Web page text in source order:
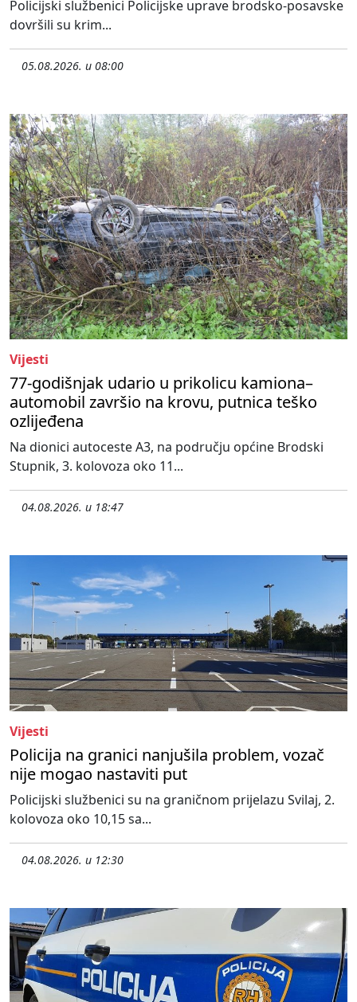
Policijski službenici Policijske uprave brodsko-posavske
dovršili su krim...
05.08.2026. u 08:00
Vijesti
77-godišnjak udario u prikolicu kamiona–
automobil završio na krovu, putnica teško
ozlijeđena
Na dionici autoceste A3, na području općine Brodski
Stupnik, 3. kolovoza oko 11...
04.08.2026. u 18:47
Vijesti
Policija na granici nanjušila problem, vozač
nije mogao nastaviti put
Policijski službenici su na graničnom prijelazu Svilaj, 2.
kolovoza oko 10,15 sa...
04.08.2026. u 12:30